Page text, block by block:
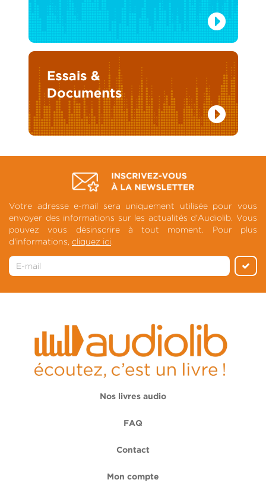
Votre adresse e-mail sera uniquement utilisée pour vous
envoyer des informations sur les actualités d'Audiolib. Vous
pouvez vous désinscrire à tout moment. Pour plus
d'informations, cliquez ici.
Nos livres audio
FAQ
Contact
Mon compte